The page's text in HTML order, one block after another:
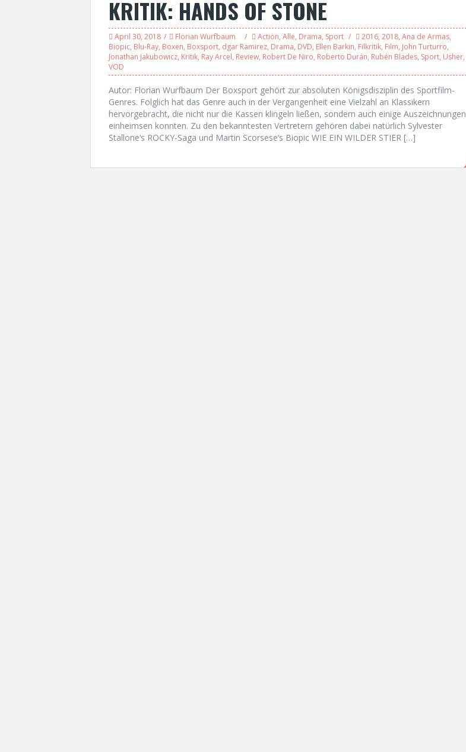
KRITIK: HANDS OF STONE
April 30, 2018 Florian Wurfbaum Action, Alle, Drama, Sport 2016, 2018, Ana de Armas,
Biopic, Blu-Ray, Boxen, Boxsport, dgar Ramirez, Drama, DVD, Ellen Barkin, Filkritik, Film, John Turturro,
Jonathan Jakubowicz, Kritik, Ray Arcel, Review, Robert De Niro, Roberto Durán, Rubén Blades, Sport, Usher,
VOD
Autor: Florian Wurfbaum Der Boxsport gehört zur absoluten Königsdisziplin des Sportfilm-
Genres. Folglich hat das Genre auch in der Vergangenheit eine Vielzahl an Klassikern
hervorgebracht, die nicht nur die Kassen klingeln ließen, sondern auch einige Auszeichnungen
einheimsen konnten. Zu den bekanntesten Vertretern gehören dabei natürlich Sylvester
Stallone‘s ROCKY-Saga und Martin Scorsese‘s Biopic WIE EIN WILDER STIER […]